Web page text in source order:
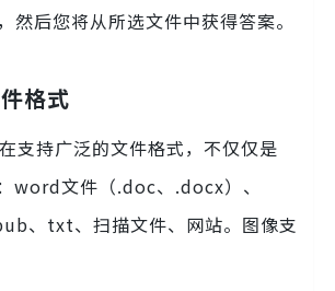
然后您将从所选文件中获得答案。
格式
持广泛的文件格式，不仅仅是
word文件（.doc、.docx）、
、txt、扫描文件、网站。图像支